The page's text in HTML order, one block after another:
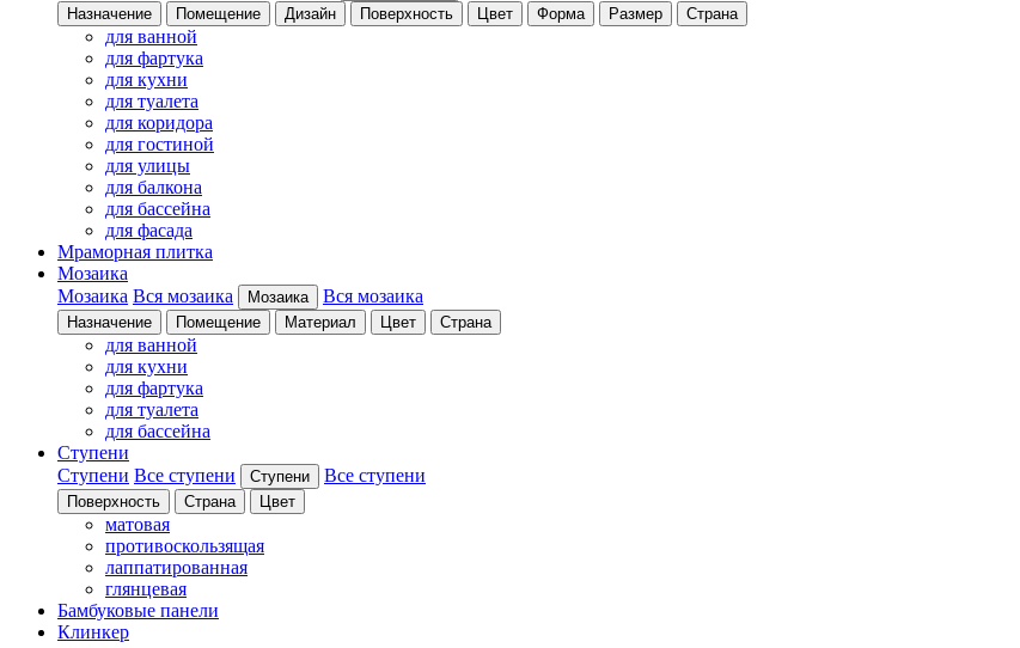
Назначение Помещение Дизайн Поверхность Цвет Форма Размер Страна
для ванной
для фартука
для кухни
для туалета
для коридора
для гостиной
для улицы
для балкона
для бассейна
для фасада
Мраморная плитка
Мозаика
Мозаика Вся мозаика Мозаика Вся мозаика
Назначение Помещение Материал Цвет Страна
для ванной
для кухни
для фартука
для туалета
для бассейна
Ступени
Ступени Все ступени Ступени Все ступени
Поверхность Страна Цвет
матовая
противоскользящая
лаппатированная
глянцевая
Бамбуковые панели
Клинкер